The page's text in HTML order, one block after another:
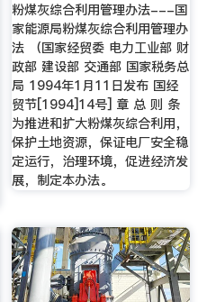
粉煤灰综合利用管理办法---国
家能源局粉煤灰综合利用管理办
法 （国家经贸委 电力工业部 财
政部 建设部 交通部 国家税务总
局 1994年1月11日发布 国经
贸节[1994]14号] 章 总 则 条
为推进和扩大粉煤灰综合利用，
保护土地资源，保证电厂安全稳
定运行，治理环境，促进经济发
展，制定本办法。